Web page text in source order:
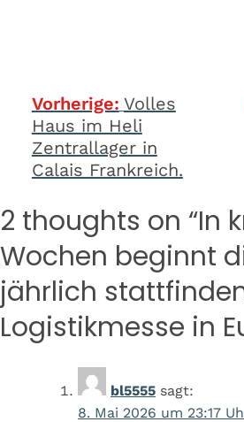
Vorherige: Volles
Haus im Heli
Zentrallager in
Calais Frankreich.
2 thoughts on “In
Wochen beginnt
jährlich
Logistikmesse in
bl5555 sagt:
8. Mai 2026 um 23:17